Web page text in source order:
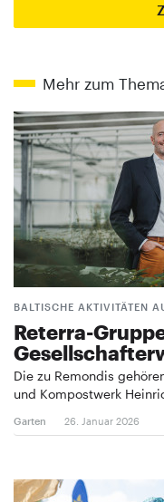
Mehr zum
BALTISCHE AKTIVITÄTEN
Reterra-
Die zu Remondis
und Kompostwerk
Garten 26. Januar 2026